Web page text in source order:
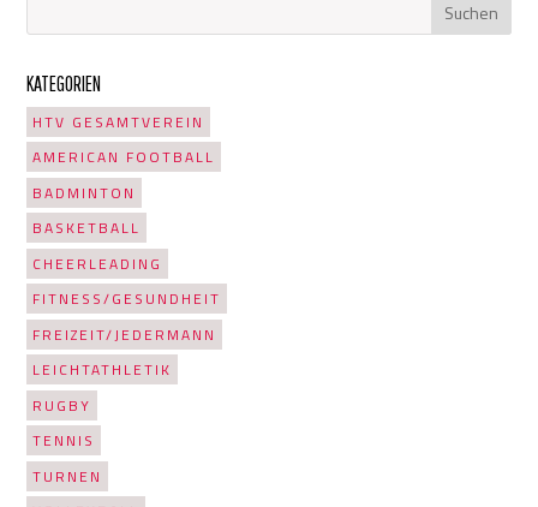
KATEGORIEN
HTV GESAMTVEREIN
AMERICAN FOOTBALL
BADMINTON
BASKETBALL
CHEERLEADING
FITNESS/GESUNDHEIT
FREIZEIT/JEDERMANN
LEICHTATHLETIK
RUGBY
TENNIS
TURNEN